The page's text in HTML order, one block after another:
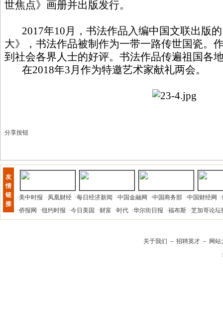
世焦点》画册并出版发行。
2017年10月，书法作品入编中国文联出版的
大》，书法作品被制作为一带一路传世国瓷。
到社会各界人士的好评。书法作品传遍祖国各
在2018年3月作为特邀艺术家献礼两会。
分享按钮
友
情
链
接
·美中时报 ·凤凰财经 ·每日经济新闻 ·中国金融网 ·中国商务部 ·中国财经网 ·
·侨报网 ·纽约时报 ·今日美国 ·财富 ·时代 ·华尔街日报 ·福布斯 ·芝加哥论坛
关于我们 － 招聘英才 － 网站